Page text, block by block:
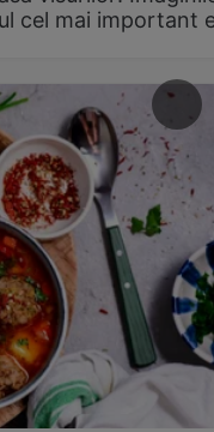
cel mai important